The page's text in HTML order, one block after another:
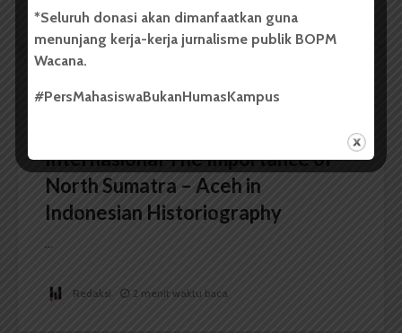
BERITA KAMPUS
Internasional The Importance of
North Sumatra – Aceh in
Indonesian Historiography
...
Redaksi 2 menit waktu baca
*Seluruh donasi akan dimanfaatkan guna
menunjang kerja-kerja jurnalisme publik BOPM
Wacana.
#PersMahasiswaBukanHumasKampus